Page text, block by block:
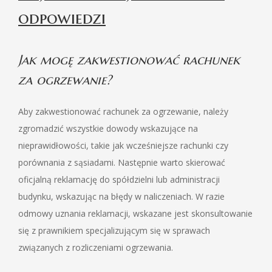
odpowiedzi
Jak mogę zakwestionować rachunek
za ogrzewanie?
Aby zakwestionować rachunek za ogrzewanie, należy
zgromadzić wszystkie dowody wskazujące na
nieprawidłowości, takie jak wcześniejsze rachunki czy
porównania z sąsiadami. Następnie warto skierować
oficjalną reklamację do spółdzielni lub administracji
budynku, wskazując na błędy w naliczeniach. W razie
odmowy uznania reklamacji, wskazane jest skonsultowanie
się z prawnikiem specjalizującym się w sprawach
związanych z rozliczeniami ogrzewania.